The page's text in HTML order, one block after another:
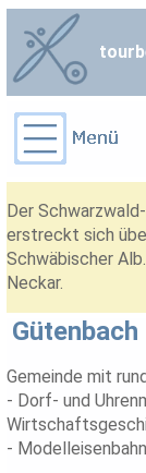
Der
erstreckt sich
Schwäbischer
Neckar.
Gütenbach
Gemeinde mit
- Dorf- und
-